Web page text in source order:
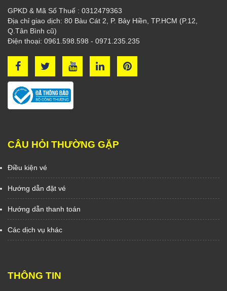
GPKD & Mã Số Thuế : 0312479363
Địa chỉ giao dịch: 80 Bàu Cát 2, P. Bảy Hiền, TP.HCM (P.12,
Q.Tân Bình cũ)
Điện thoại: 0961.598.598 - 0971.235.235
CÂU HỎI THƯỜNG GẶP
Điều kiện vé
Hướng dẫn đặt vé
Hướng dẫn thanh toán
Các dịch vụ khác
THÔNG TIN